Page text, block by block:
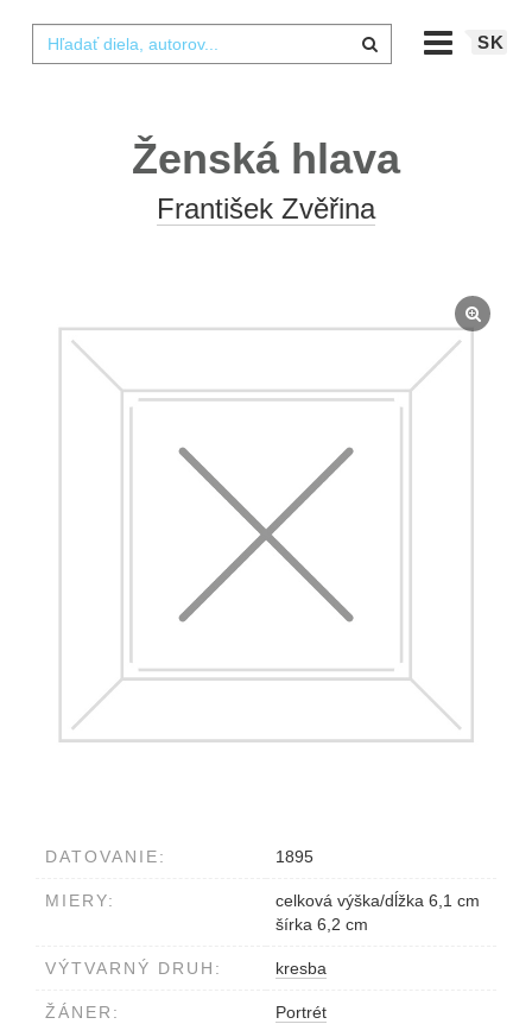
SK
Ženská hlava
František Zvěřina
DATOVANIE: 1895
MIERY:
celková výška/dĺžka 6,1 cm
šírka 6,2 cm
VÝTVARNÝ DRUH: kresba
ŽÁNER: Portrét